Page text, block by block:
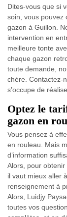
Dites-vous que si
soin, vous pouvez
gazon à Guillon.
intervention en
meilleure tonte
chaque gazon
toute demande,
chère. Contactez-
s’occupe de
Optez le
gazon en
Vous pensez à
en rouleau. Mais
d’information
Alors, pour
il vaut mieux aller
renseignement à
Alors, Luidjy
toutes vos